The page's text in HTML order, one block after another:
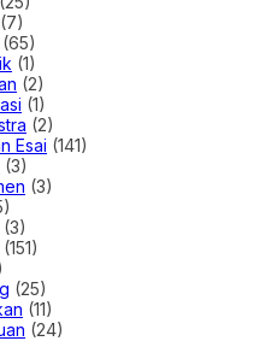
(7)
(65)
(1)
(2)
(1)
(2)
Esai (141)
(3)
(3)
(3)
(151)
(25)
(11)
(24)